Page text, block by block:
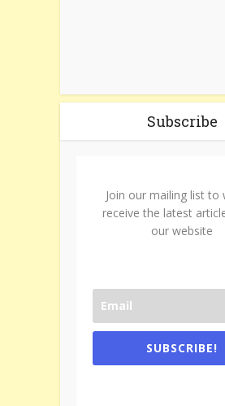
Subscribe
Join our mailing list to
receive the latest
our website
SUBSCRIBE!